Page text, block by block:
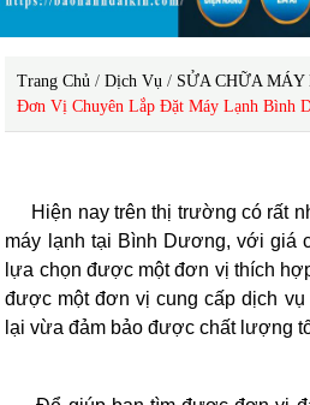
Trang Chủ /Dịch Vụ / SỬA CHỮA MÁY
Đơn Vị Chuyên Lắp Đặt Máy Lạnh Bình
Hiện nay trên thị trường có rất
máy lạnh tại Bình Dương, với giá
lựa chọn được một đơn vị thích
được một đơn vị cung cấp dịch
lại vừa đảm bảo được chất lượng